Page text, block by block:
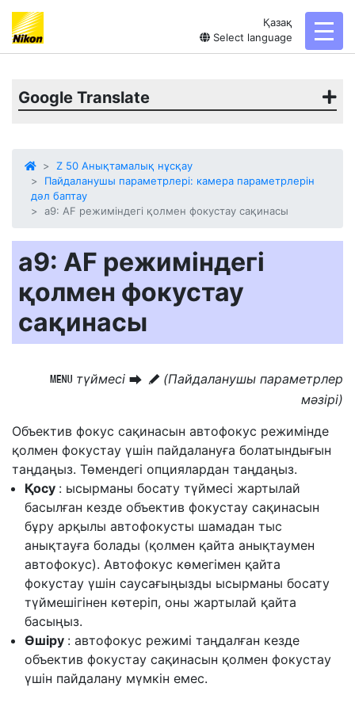
Қазақ
Select language
Google Translate
Z 50 Анықтамалық нұсқау
Пайдаланушы параметрлері: камера параметрлерін
дәл баптау
a9: AF режиміндегі қолмен фокустау сақинасы
a9: AF режиміндегі
қолмен фокустау
сақинасы
G түймесі U A (Пайдаланушы параметрлер
мәзірі)
Объектив фокус сақинасын автофокус режимінде
қолмен фокустау үшін пайдалануға болатындығын
таңдаңыз. Төмендегі опциялардан таңдаңыз.
Қосу : ысырманы босату түймесі жартылай
басылған кезде объектив фокустау сақинасын
бұру арқылы автофокусты шамадан тыс
анықтауға болады (қолмен қайта анықтаумен
автофокус). Автофокус көмегімен қайта
фокустау үшін саусағыңызды ысырманы босату
түймешігінен көтеріп, оны жартылай қайта
басыңыз.
Өшіру : автофокус режимі таңдалған кезде
объектив фокустау сақинасын қолмен фокустау
үшін пайдалану мүмкін емес.